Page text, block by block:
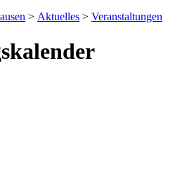
> Aktuelles > Veranstaltungen